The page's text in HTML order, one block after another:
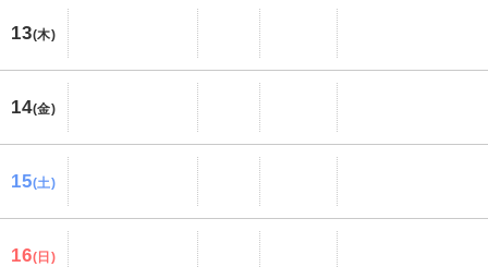
13(木)
14(金)
15(土)
16(日)